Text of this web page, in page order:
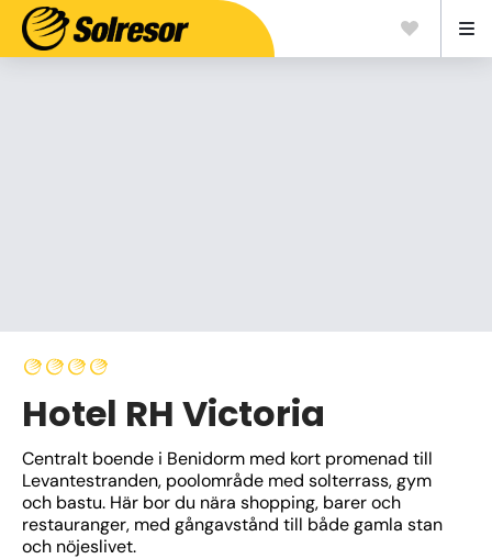
Hotel RH Victoria
Centralt boende i Benidorm med kort promenad till
Levantestranden, poolområde med solterrass, gym
och bastu. Här bor du nära shopping, barer och
restauranger, med gångavstånd till både gamla stan
och nöjeslivet.